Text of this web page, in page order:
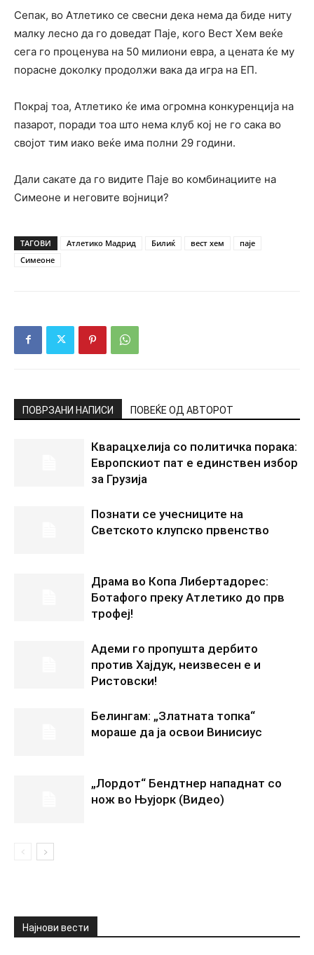
Сепак, во Атлетико се свесни дека нема да биде ниту
малку лесно да го доведат Паје, кого Вест Хем веќе
сега го проценува на 50 милиони евра, а цената ќе му
порасне доколку продолжи вака да игра на ЕП.
Покрај тоа, Атлетико ќе има огромна конкуренција на
пазарот, поради тоа што нема клуб кој не го сака во
својот тим иако веќе има полни 29 години.
Дали сакате да го видите Паје во комбинациите на
Симеоне и неговите војници?
ТАГОВИ Атлетико Мадрид Билиќ вест хем
паје
Симеоне
ПОВРЗАНИ НАПИСИ ПОВЕЌЕ ОД АВТОРОТ
Кварацхелија со политичка порака:
Европскиот пат е единствен избор
за Грузија
Познати се учесниците на
Светското клупско првенство
Драма во Копа Либертадорес:
Ботафого преку Атлетико до прв
трофеј!
Адеми го пропушта дербито
против Хајдук, неизвесен е и
Ристовски!
Белингам: „Златната топка“
мораше да ја освои Винисиус
„Лордот“ Бендтнер нападнат со
нож во Њујорк (Видео)
Најнови вести